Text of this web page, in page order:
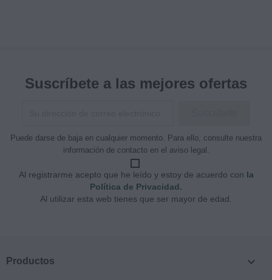
Suscríbete a las mejores ofertas
Puede darse de baja en cualquier momento. Para ello, consulte nuestra
información de contacto en el aviso legal.
Al registrarme acepto que he leído y estoy de acuerdo con la
Política de Privacidad.
Al utilizar esta web tienes que ser mayor de edad.
Productos 